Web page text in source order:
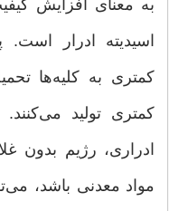
به معنای افزایش
اسیدیته ادرار است.
کمتری به کلیه‌ها
کمتری تولید
ادراری، رژیم بدون
مواد معدنی باشد،